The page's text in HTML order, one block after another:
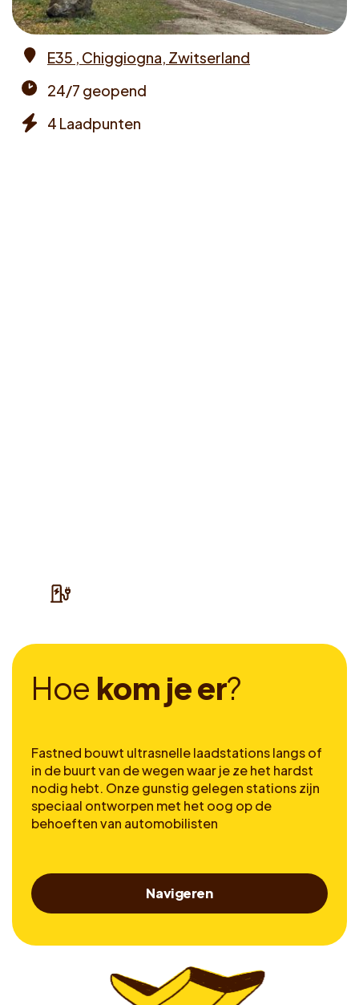
Voucher claimen
Dutch
E35 , Chiggiogna, Zwitserland
times
24/7 geopend
4 Laadpunten
Hoe kom jeer?
Fastned bouwt ultrasnelle laadstations langs of
in de buurt van de wegen waar je ze het hardst
nodig hebt. Onze gunstig gelegen stations zijn
speciaal ontworpen met het oog op de
behoeften van automobilisten
Navigeren